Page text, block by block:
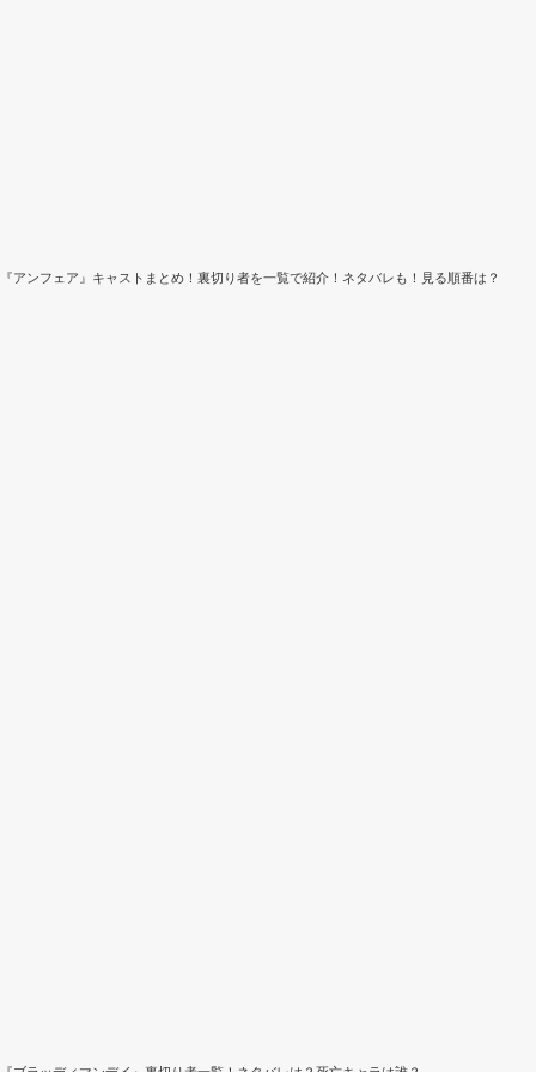
『アンフェア』キャストまとめ！裏切り者を一覧で紹介！ネタバレも！見る順番は？